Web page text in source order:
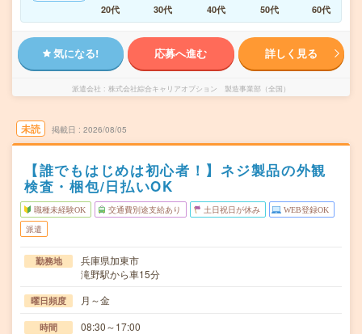
20代
30代 40代 50代 60代
気になる! 応募へ進む 詳しく見る
派遣会社 株式会社綜合キャリアオプション 製造事業部（全国）
未読 掲載日 2026/08/05
【誰でもはじめは初心者！】ネジ製品の外観
検査・梱包/日払いOK
職種未経験OK 交通費別途支給あり 土日祝日が休み WEB登録OK
派遣
勤務地
兵庫県加東市
滝野駅から車15分
曜日頻度 月～金
時間 08:30～17:00